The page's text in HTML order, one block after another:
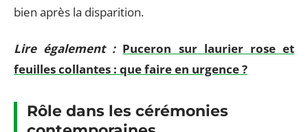
bien après la disparition.
Lire également : Puceron sur laurier rose et
feuilles collantes : que faire en urgence ?
Rôle dans les cérémonies